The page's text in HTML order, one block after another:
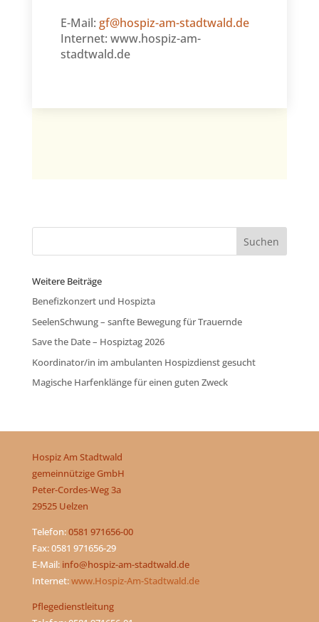
E-Mail: gf@hospiz-am-stadtwald.de
Internet: www.hospiz-am-
stadtwald.de
Weitere Beiträge
Benefizkonzert und Hospizta
SeelenSchwung – sanfte Bewegung für Trauernde
Save the Date – Hospiztag 2026
Koordinator/in im ambulanten Hospizdienst gesucht
Magische Harfenklänge für einen guten Zweck
Hospiz Am Stadtwald
gemeinnützige GmbH
Peter-Cordes-Weg 3a
29525 Uelzen
Telefon:0581 971656-00
Fax: 0581 971656-29
E-Mail: info@hospiz-am-stadtwald.de
Internet:www.Hospiz-Am-Stadtwald.de
Pflegedienstleitung